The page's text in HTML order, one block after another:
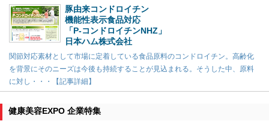
豚由来コンドロイチン
機能性表示食品対応
「P-コンドロイチンNHZ」
日本ハム株式会社
関節対応素材として市場に定着している食品原料のコンドロイチン。高齢化
を背景にそのニーズは今後も持続することが見込まれる。そうした中、原料
に対し・・・【記事詳細】
健康美容EXPO 企業特集